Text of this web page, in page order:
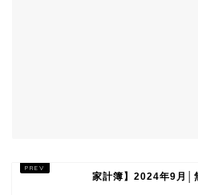
家計簿】2024年9月│